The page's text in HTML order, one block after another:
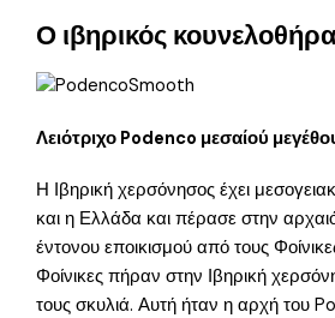
Ο ιβηρικός
Λειότριχο Podenco μεσαίού
Η Ιβηρική χερσόνησος έχει
και η Ελλάδα και πέρασε στην
έντονου εποικισμού από τους
Φοίνικες πήραν στην Ιβηρική
τους σκυλιά. Αυτή ήταν η αρχή του